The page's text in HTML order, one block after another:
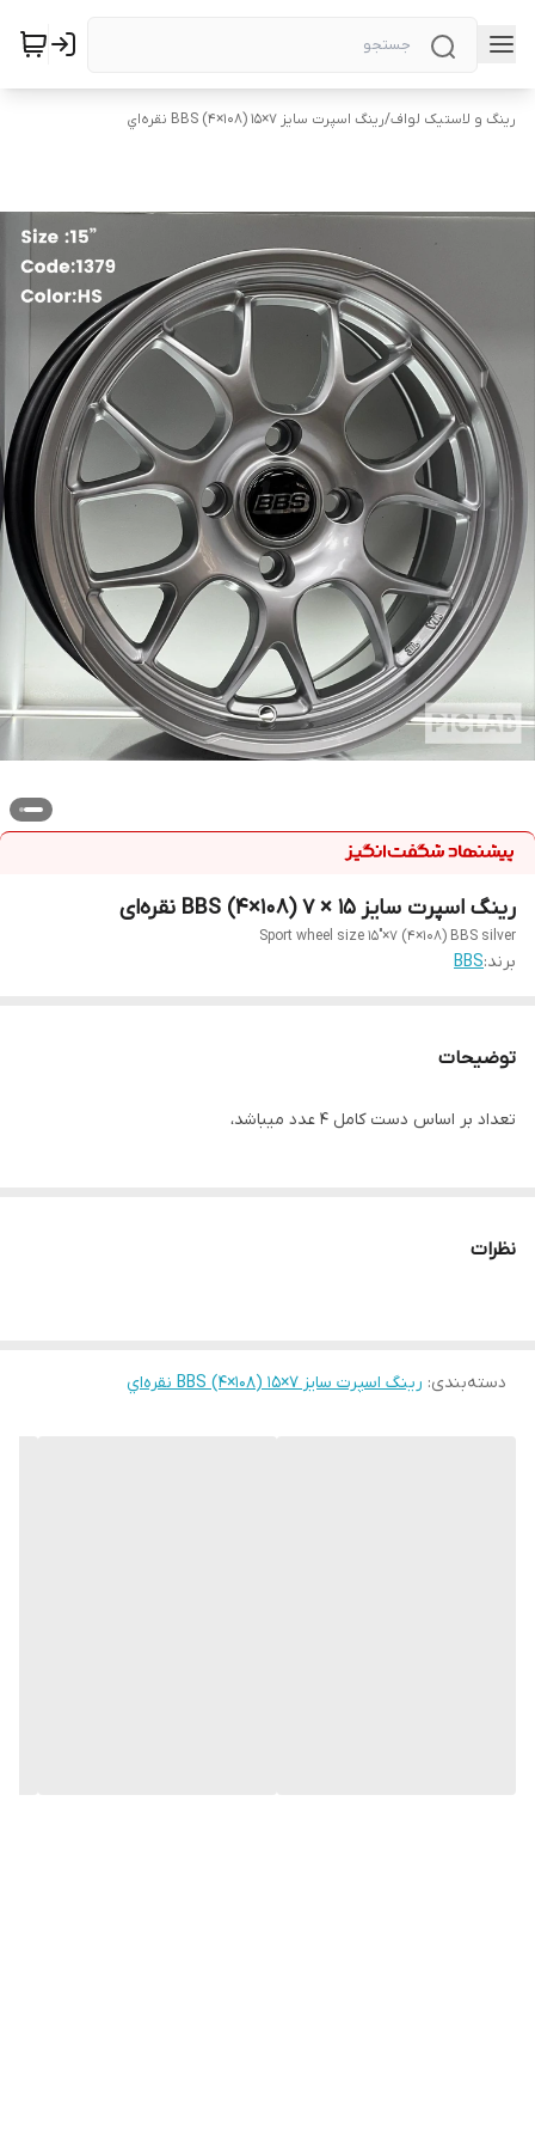
رینگ و لاستیک لواف/رینگ اسپرت سایز ۷×۱۵ (۱۰۸×۴) BBS نقره‌اي
رینگ اسپرت سایز ۱۵ × ۷ (۱۰۸×۴) BBS نقره‌ای
Sport wheel size 15"×7 (4×108) BBS silver
برند:BBS
توضیحات
تعداد بر اساس دست کامل ۴ عدد میباشد،
نظرات
دسته‌بندی: رینگ اسپرت سایز ۷×۱۵ (۱۰۸×۴) BBS نقره‌اي